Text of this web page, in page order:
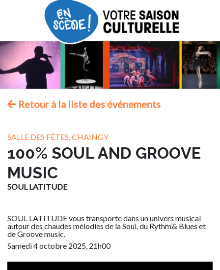
Retour à la liste des événements
SALLE DES FÊTES, CHAINGY
100% SOUL AND GROOVE
MUSIC
SOUL LATITUDE
SOUL LATITUDE vous transporte dans un univers musical
autour des chaudes mélodies de la Soul, du Rythm’& Blues et
de Groove music.
Samedi 4 octobre 2025, 21h00